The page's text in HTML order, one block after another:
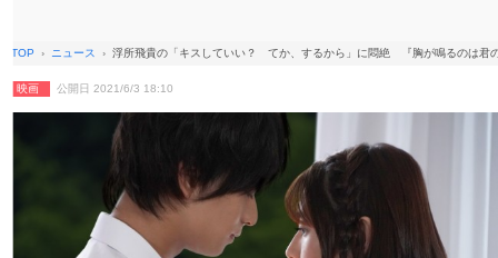
TOP ニュース 浮所飛貴の「キスしていい？ てか、するから」に悶絶 『胸が鳴るのは君
映画 公開日 2021/6/3 18:10